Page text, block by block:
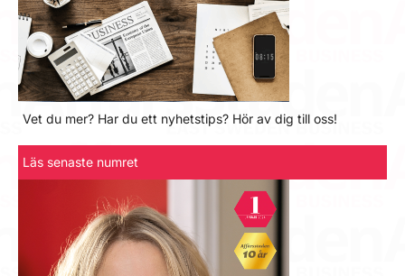
Vet du mer? Har du ett nyhetstips? Hör av dig till oss!
Läs senaste numret